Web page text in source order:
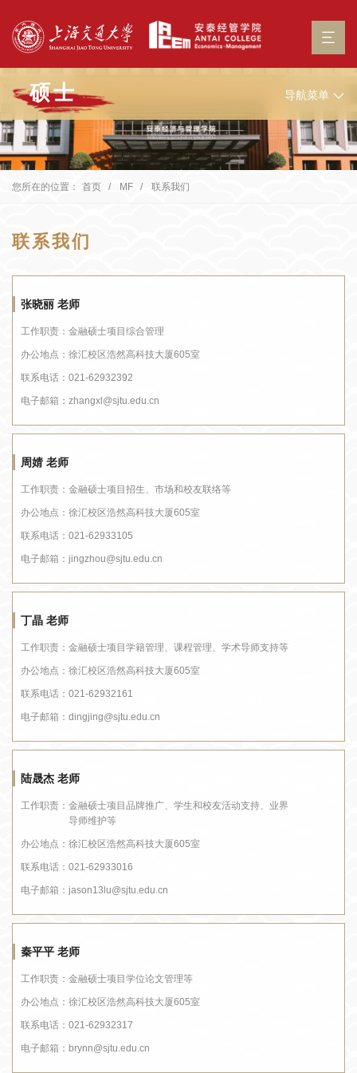
硕士 导航菜单
您所在的位置： 首页 MF 联系我们
联系我们
张晓丽 老师
工作职责： 金融硕士项目综合管理
办公地点： 徐汇校区浩然高科技大厦605室
联系电话： 021-62932392
电子邮箱： zhangxl@sjtu.edu.cn
周婧 老师
工作职责： 金融硕士项目招生、市场和校友联络等
办公地点： 徐汇校区浩然高科技大厦605室
联系电话： 021-62933105
电子邮箱： jingzhou@sjtu.edu.cn
丁晶 老师
工作职责： 金融硕士项目学籍管理、课程管理、学术导师支持等
办公地点： 徐汇校区浩然高科技大厦605室
联系电话： 021-62932161
电子邮箱： dingjing@sjtu.edu.cn
陆晟杰 老师
工作职责： 金融硕士项目品牌推广、学生和校友活动支持、业界
导师维护等
办公地点： 徐汇校区浩然高科技大厦605室
联系电话： 021-62933016
电子邮箱： jason13lu@sjtu.edu.cn
秦平平 老师
工作职责： 金融硕士项目学位论文管理等
办公地点： 徐汇校区浩然高科技大厦605室
联系电话： 021-62932317
电子邮箱： brynn@sjtu.edu.cn